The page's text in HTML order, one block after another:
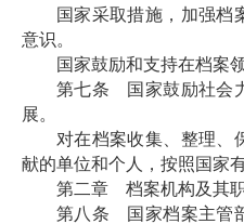
国家采取措施，加强档
意识。
国家鼓励和支持在档案
第七条 国家鼓励社会
展。
对在档案收集、整理、
献的单位和个人，按照国家
第二章 档案机构及其
第八条 国家档案主管